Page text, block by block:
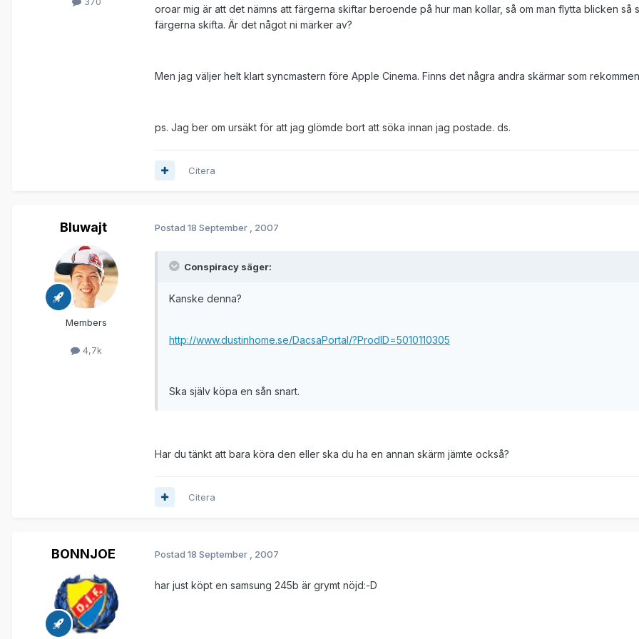
oroar mig är att det nämns att färgerna skiftar beroende på hur man kollar, så om man flytta blicken så
färgerna skifta. Är det något ni märker av?
Men jag väljer helt klart syncmastern före Apple Cinema. Finns det några andra skärmar som
ps. Jag ber om ursäkt för att jag glömde bort att söka innan jag postade. ds.
Citera
Bluwajt
Members
4,7k
Postad 18 September , 2007
Conspiracy säger:
Kanske denna?
http://www.dustinhome.se/DacsaPortal/?ProdID=5010110305
Ska själv köpa en sån snart.
Har du tänkt att bara köra den eller ska du ha en annan skärm jämte också?
Citera
BONNJOE Postad 18 September , 2007
har just köpt en samsung 245b är grymt nöjd:-D